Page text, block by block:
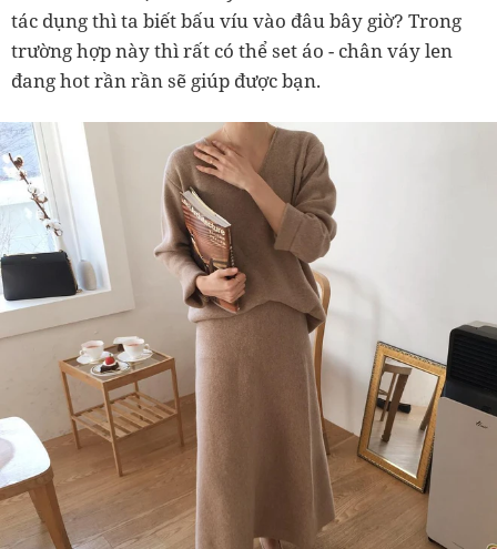
tác dụng thì ta biết bấu víu vào đâu bây giờ? Trong
trường hợp này thì rất có thể set áo - chân váy len
đang hot rần rần sẽ giúp được bạn.